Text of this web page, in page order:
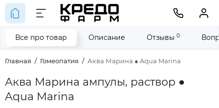
Главная Гомеопатия Аква Марина ● Aqua Marina
Аква Марина ампулы, раствор ●
Aqua Marina
Все про товар Описание Отзывы 0